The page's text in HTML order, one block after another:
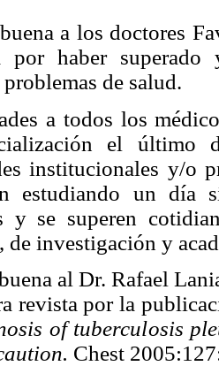
a los doctores
por haber
de salud.
a todos los
el
institucionales y/o
estudiando un día
y se superen
de investigación y
al Dr. Rafael
revista por la
of tuberculosis
Chest